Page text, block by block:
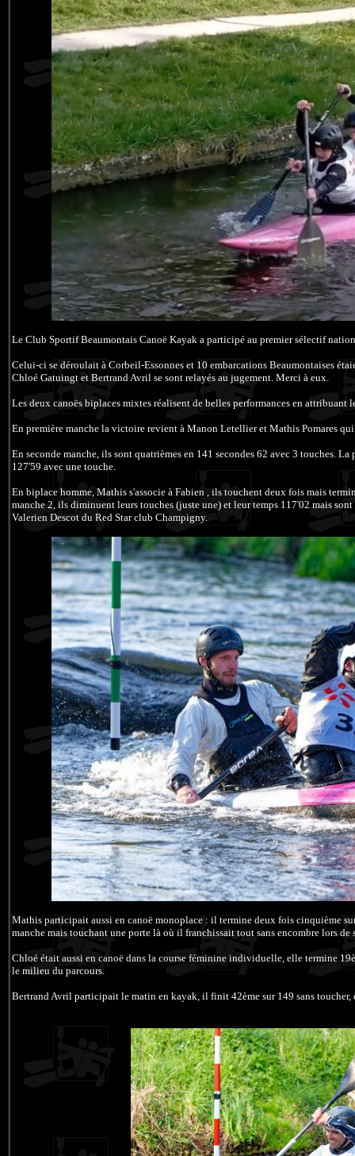
Le Club Sportif Beaumontais Canoë Kayak a participé au premier sélectif
Celui-ci se déroulait à Corbeil-Essonnes et 10 embarcations Beaumontaises
Chloé Gatuingt et Bertrand Avril se sont relayés au jugement. Merci à eux.
Les deux canoës biplaces mixtes réalisent de belles performances en attribuant
En première manche la victoire revient à Manon Letellier et Mathis Pomares
En seconde manche, ils sont quatrièmes en 141 secondes 62 avec 3 touches.
127'59 avec une touche.
En biplace homme, Mathis s'associe à Fabien , ils touchent deux fois mais
manche 2, ils diminuent leurs touches (juste une) et leur temps 117'02 mais
Valerien Descot du Red Star club Champigny.
Mathis participait aussi en canoë monoplace : il termine deux fois cinquième
manche mais touchant une porte là où il franchissait tout sans encombre lors de
Chloé était aussi en canoë dans la course féminine individuelle, elle termine
le milieu du parcours.
Bertrand Avril participait le matin en kayak, il finit 42ème sur 149 sans toucher,